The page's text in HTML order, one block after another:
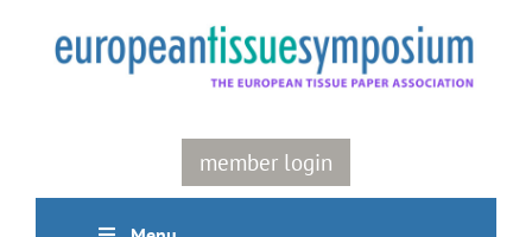
content
member login